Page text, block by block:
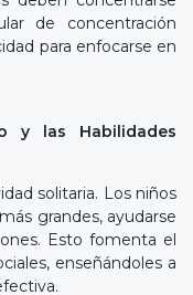
de concentración
para enfocarse en
y las Habilidades
solitaria. Los niños
grandes, ayudarse
Esto fomenta el
enseñándoles a